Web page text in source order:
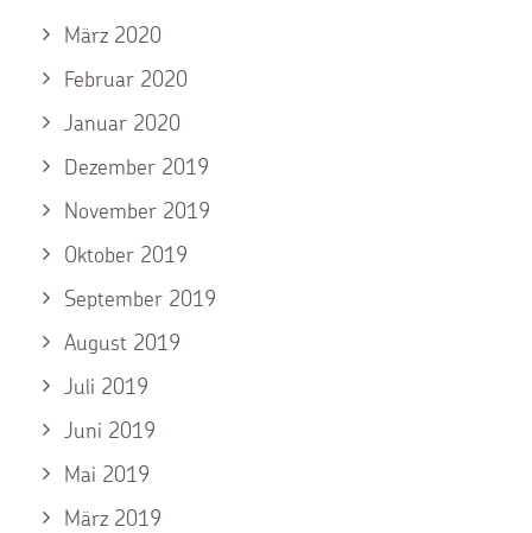
März 2020
Februar 2020
Januar 2020
Dezember 2019
November 2019
Oktober 2019
September 2019
August 2019
Juli 2019
Juni 2019
Mai 2019
März 2019